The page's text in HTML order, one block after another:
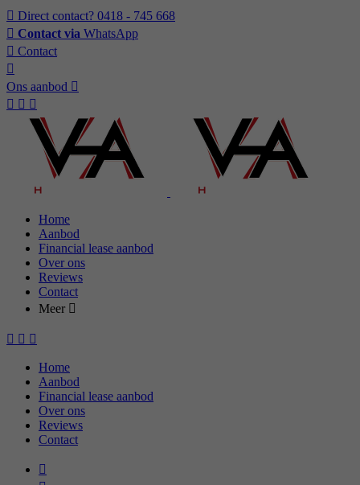
Direct contact? 0418 - 745 668
Contact via WhatsApp
Contact
Ons aanbod
Home
Aanbod
Financial lease aanbod
Over ons
Reviews
Contact
Meer
Home
Aanbod
Financial lease aanbod
Over ons
Reviews
Contact